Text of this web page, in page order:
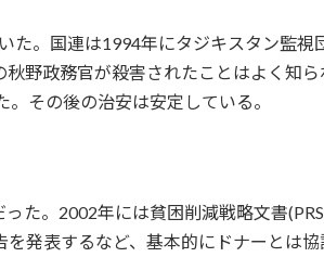
。国連は1994年にタジキスタン監
野政務官が殺害されたことはよく知
その後の治安は安定している。
た。2002年には貧困削減戦略文書
発表するなど、基本的にドナーとは協